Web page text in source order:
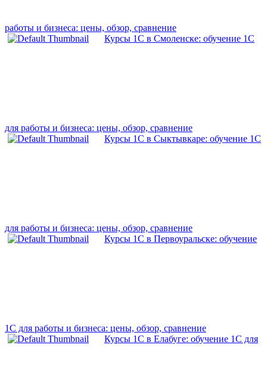
работы и бизнеса: цены, обзор, сравнение
Курсы 1С в Смоленске: обучение 1С
для работы и бизнеса: цены, обзор, сравнение
Курсы 1С в Сыктывкаре: обучение 1С
для работы и бизнеса: цены, обзор, сравнение
Курсы 1С в Первоуральске: обучение
1С для работы и бизнеса: цены, обзор, сравнение
Курсы 1С в Елабуге: обучение 1С для